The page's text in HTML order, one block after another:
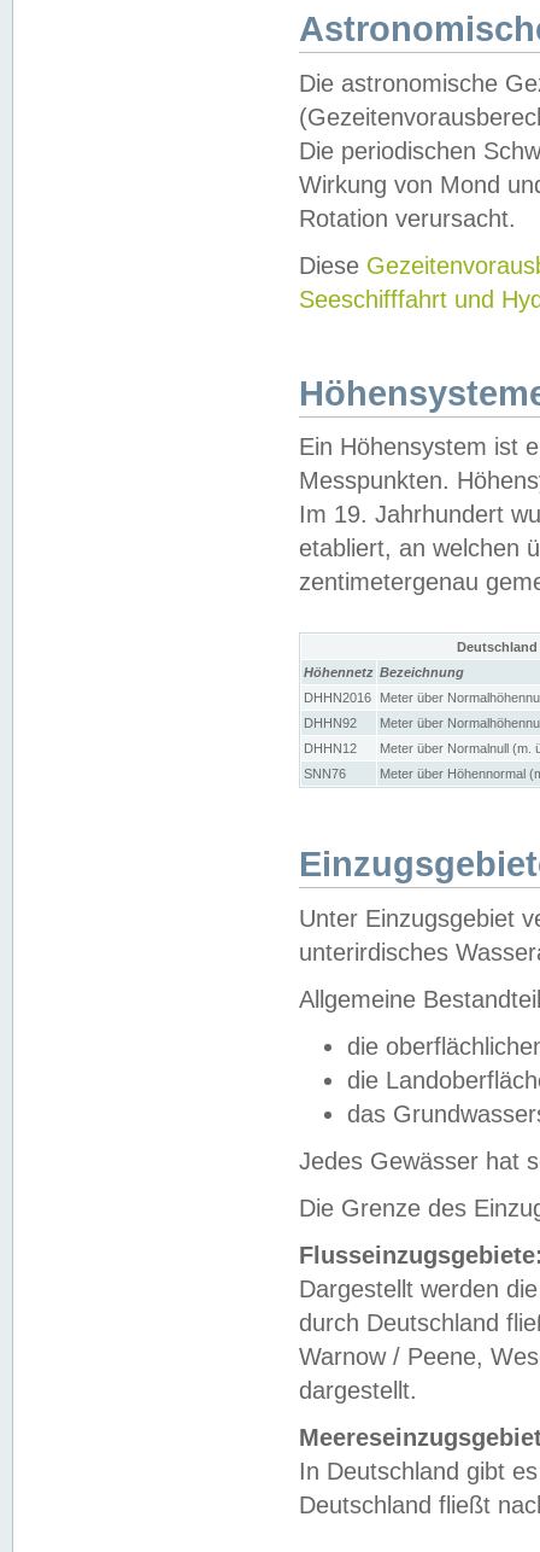
Die astronomische
Die periodischen
Wirkung von Mond
Rotation verursacht.
Diese
Seeschifffahrt und
Ein Höhensystem ist
Messpunkten.
Im 19. Jahrhundert
etabliert, an welchen
zentimetergenau
Höhennetz Bezeichnung
DHHN2016
Meter über
DHHN92
Meter über
DHHN12
Meter über Normalnull (m.
SNN76
Meter über Höhennormal
Unter Einzugsgebiet
unterirdisches
Allgemeine
die
die
das
Jedes Gewässer hat
Die Grenze des
Dargestellt werden
durch Deutschland
Warnow / Peene,
dargestellt.
In Deutschland gibt
Deutschland fließt